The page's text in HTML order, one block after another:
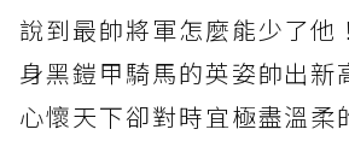
說到最帥將軍怎麼能少了他
身黑鎧甲騎馬的英姿帥出新
心懷天下卻對時宜極盡溫柔